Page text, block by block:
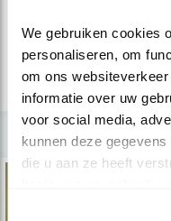
We gebruiken cookies
personaliseren, om
om ons
informatie over uw
voor social media,
kunnen deze
die u aan ze heeft
lees meer